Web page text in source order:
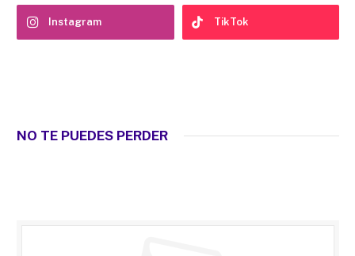
Instagram TikTok
NO TE PUEDES PERDER